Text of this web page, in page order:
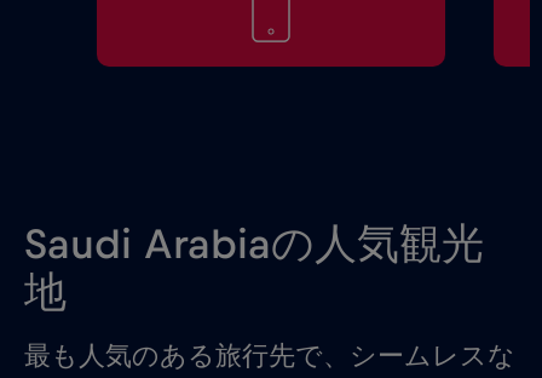
Saudi Arabiaの人気観光
地
最も人気のある旅行先で、シームレスな